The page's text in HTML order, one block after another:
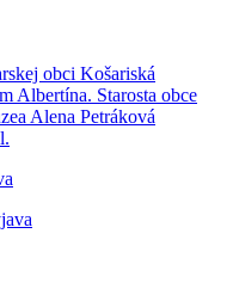
obci Košariská
Albertína. Starosta obce
Alena Petráková